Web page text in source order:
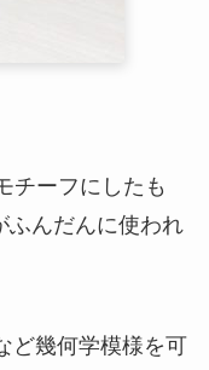
チーフにしたも
ふんだんに使われ
ど幾何学模様を可